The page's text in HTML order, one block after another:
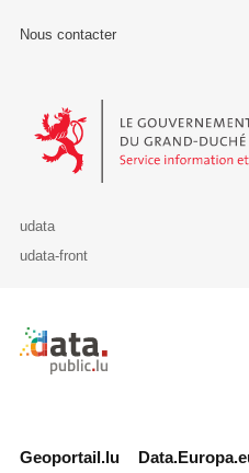
Nous contacter
Le Gouvernement du Grand-
udata
udata-front
Retour à l'accueil de
Geoportail.lu